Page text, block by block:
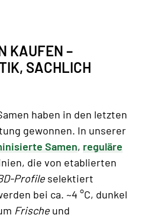
KAUFEN –
SACHLICH
haben in den letzten
gewonnen. In unserer
Samen, reguläre
die von etablierten
Profile selektiert
bei ca. ~4 °C, dunkel
Frische und